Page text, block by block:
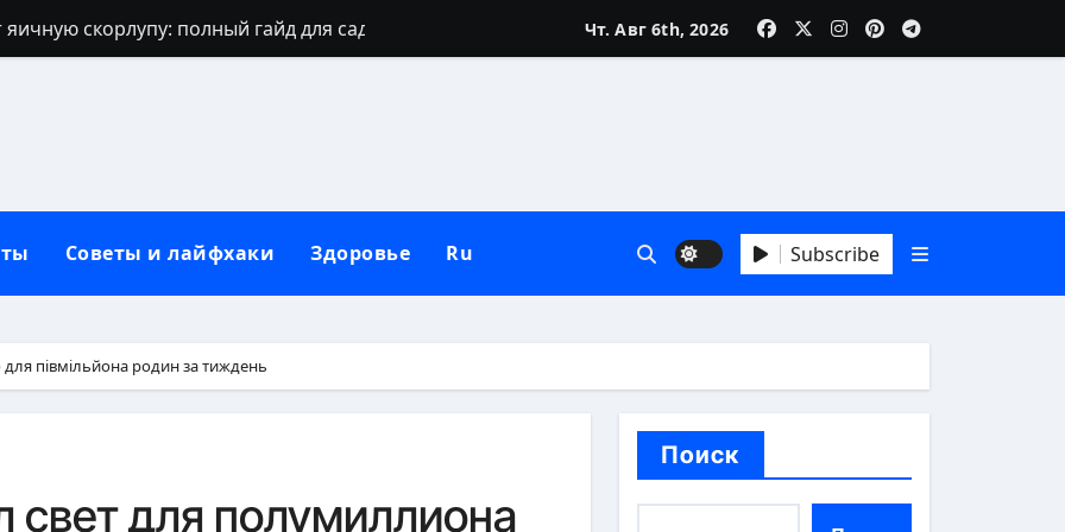
скорлупу: полный гайд для сада
духовный щит дома, семьи и сердца
рассаду перца без потерь
наследуют исключительно от отца
чтобы сформировать новую привычку
Чт. Авг 6th, 2026
Советы и лайфхаки Здоровье Ru Subscribe
для півмільйона родин за тиждень
свет для полумиллиона
Поиск